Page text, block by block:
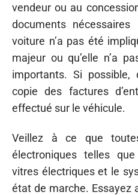
vendeur ou au
documents
voiture n’a pas été
majeur ou qu’elle n’a
importants. Si possible,
copie des factures
effectué sur le véhicule.
Veillez à ce que
électroniques telles
vitres électriques et le
état de marche. Essayez